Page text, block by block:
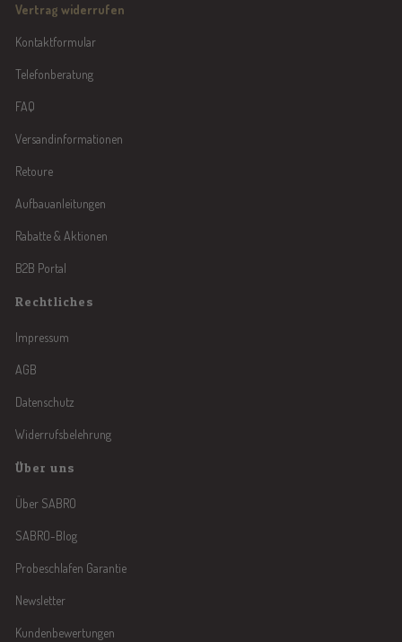
Vertrag widerrufen
Kontaktformular
Telefonberatung
FAQ
Versandinformationen
Retoure
Aufbauanleitungen
Rabatte & Aktionen
B2B Portal
Rechtliches
Impressum
AGB
Datenschutz
Widerrufsbelehrung
Über uns
Über SABRO
SABRO-Blog
Probeschlafen Garantie
Newsletter
Kundenbewertungen